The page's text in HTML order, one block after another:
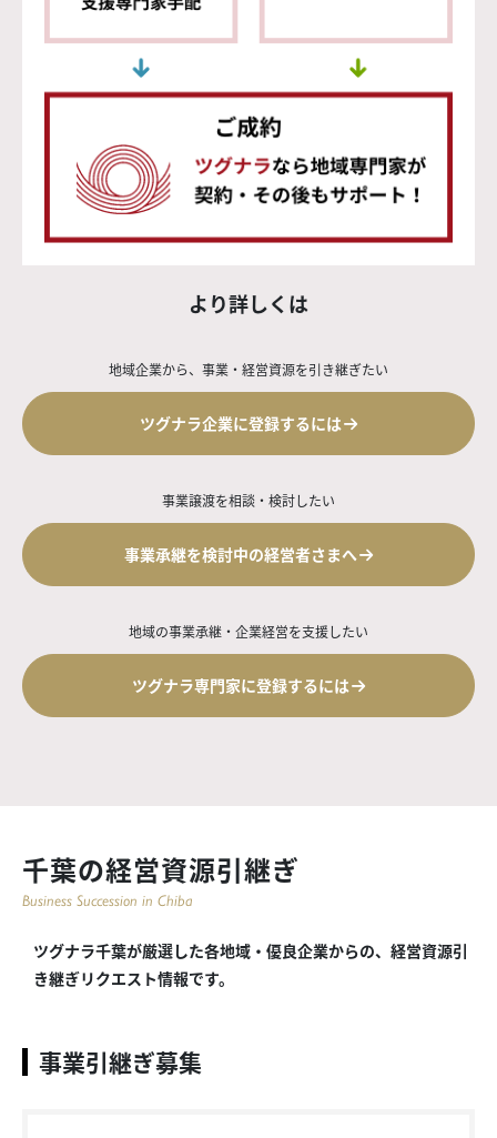
より詳しくは
地域企業から、事業・経営資源を引き継ぎたい
ツグナラ企業に登録するには
事業譲渡を相談・検討したい
事業承継を検討中の経営者さまへ
地域の事業承継・企業経営を支援したい
ツグナラ専門家に登録するには
千葉の経営資源引継ぎ
Business Succession in Chiba
ツグナラ千葉が厳選した各地域・優良企業からの、経営資源引
き継ぎリクエスト情報です。
事業引継ぎ募集